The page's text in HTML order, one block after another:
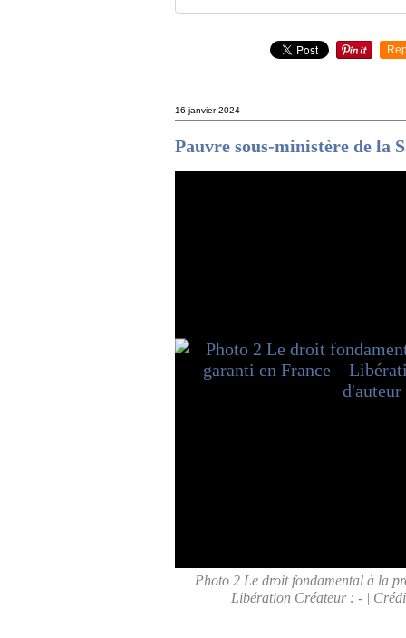
16 janvier 2024
Pauvre sous-ministère de la
Photo 2 Le droit fondamental à la
Libération Créateur : - |